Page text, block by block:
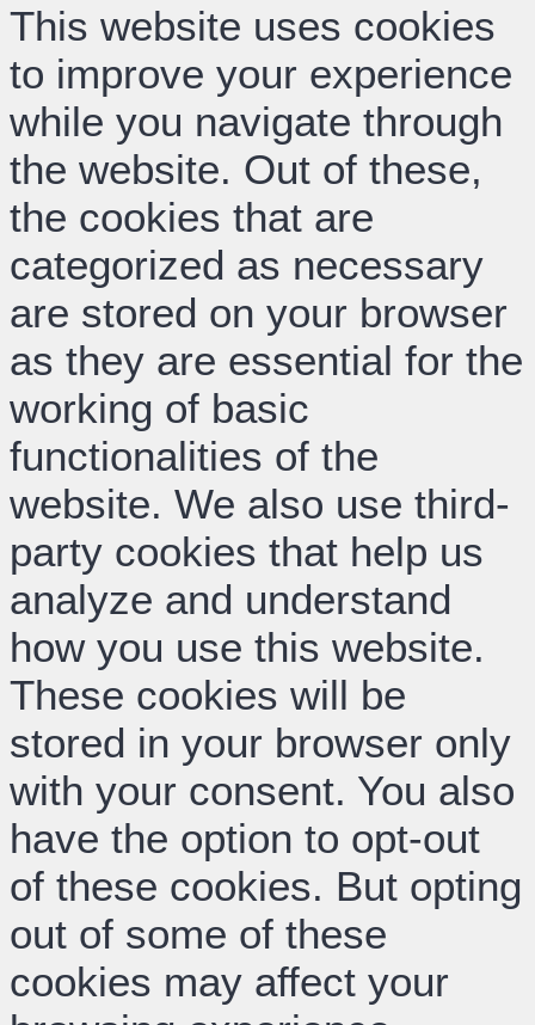
This website uses cookies
to improve your experience
while you navigate through
the website. Out of these,
the cookies that are
categorized as necessary
are stored on your browser
as they are essential for the
working of basic
functionalities of the
website. We also use third-
party cookies that help us
analyze and understand
how you use this website.
These cookies will be
stored in your browser only
with your consent. You also
have the option to opt-out
of these cookies. But opting
out of some of these
cookies may affect your